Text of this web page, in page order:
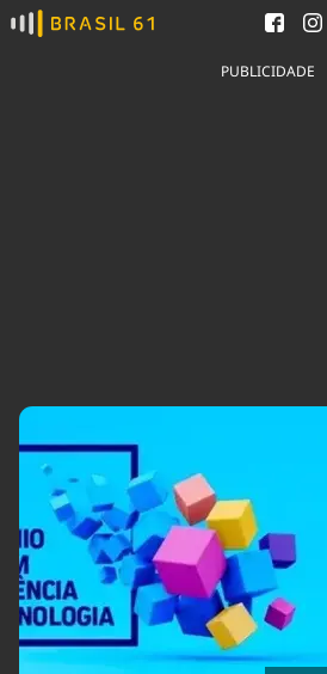
Ver todas as notícias
Agronegócios
Brasil
Brasil Mineral
Ciência &
Tecnologia
Cinema
Cultura
Economia
Educação
Infraestrutura
Internacional
PUBLICIDADE